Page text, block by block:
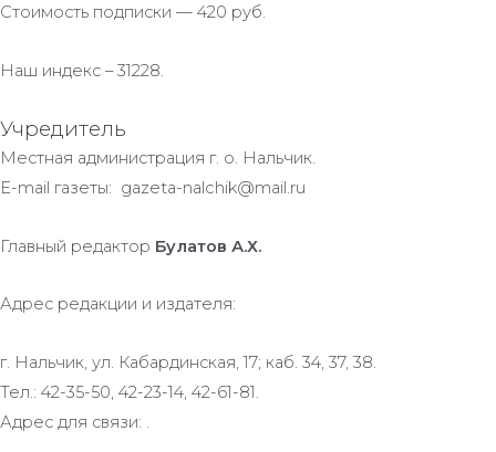
Стоимость подписки — 420 руб.
Наш индекс – 31228.
Учредитель
Местная администрация г. о. Нальчик.
E-mail газеты: gazeta-nalchik@mail.ru
Главный редактор Булатов А.Х.
Адрес редакции и издателя:
г. Нальчик, ул. Кабардинская, 17; каб. 34, 37, 38.
Тел.: 42-35-50, 42-23-14, 42-61-81.
Адрес для связи: .